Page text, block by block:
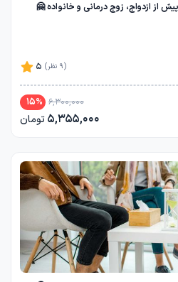
از ازدواج، زوج درمانی و خانواده 🤗
5
(9 نظر)
6,300,000
15%
5,355,000تومان